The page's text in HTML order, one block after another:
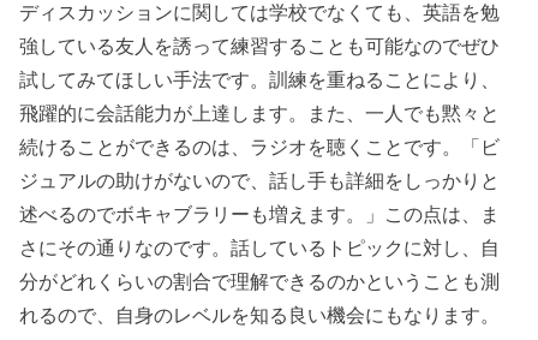
ディスカッションに関しては学校でなくても、英語を勉
強している友人を誘って練習することも可能なのでぜひ
試してみてほしい手法です。訓練を重ねることにより、
飛躍的に会話能力が上達します。また、一人でも黙々と
続けることができるのは、ラジオを聴くことです。「ビ
ジュアルの助けがないので、話し手も詳細をしっかりと
述べるのでボキャブラリーも増えます。」この点は、ま
さにその通りなのです。話しているトピックに対し、自
分がどれくらいの割合で理解できるのかということも測
れるので、自身のレベルを知る良い機会にもなります。